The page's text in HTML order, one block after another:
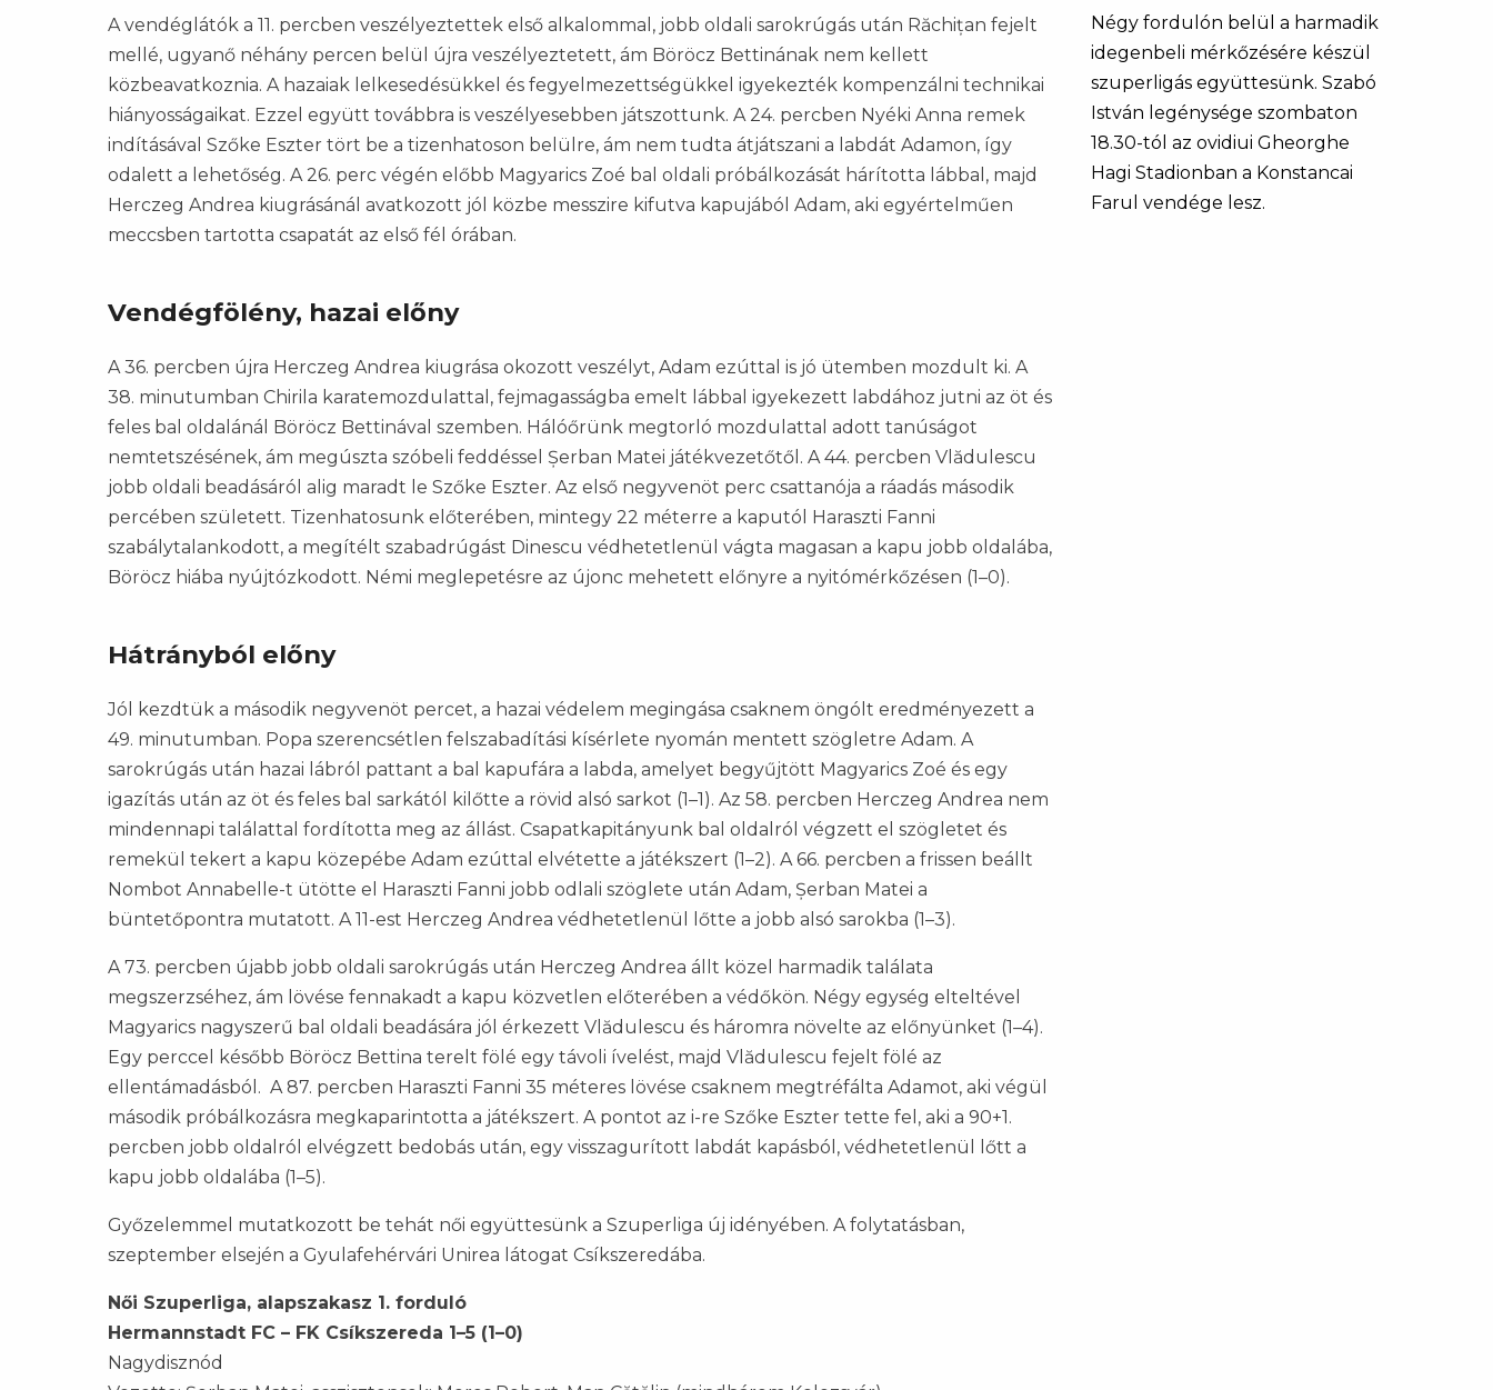
A vendéglátók a 11. percben veszélyeztettek első alkalommal, jobb oldali sarokrúgás után Răchițan fejelt
mellé, ugyanő néhány percen belül újra veszélyeztetett, ám Böröcz Bettinának nem kellett
közbeavatkoznia. A hazaiak lelkesedésükkel és fegyelmezettségükkel igyekezték kompenzálni technikai
hiányosságaikat. Ezzel együtt továbbra is veszélyesebben játszottunk. A 24. percben Nyéki Anna remek
indításával Szőke Eszter tört be a tizenhatoson belülre, ám nem tudta átjátszani a labdát Adamon, így
odalett a lehetőség. A 26. perc végén előbb Magyarics Zoé bal oldali próbálkozását hárította lábbal, majd
Herczeg Andrea kiugrásánál avatkozott jól közbe messzire kifutva kapujából Adam, aki egyértelműen
meccsben tartotta csapatát az első fél órában.
Vendégfölény, hazai előny
A 36. percben újra Herczeg Andrea kiugrása okozott veszélyt, Adam ezúttal is jó ütemben mozdult ki. A
38. minutumban Chirila karatemozdulattal, fejmagasságba emelt lábbal igyekezett labdához jutni az öt és
feles bal oldalánál Böröcz Bettinával szemben. Hálóőrünk megtorló mozdulattal adott tanúságot
nemtetszésének, ám megúszta szóbeli feddéssel Șerban Matei játékvezetőtől. A 44. percben Vlădulescu
jobb oldali beadásáról alig maradt le Szőke Eszter. Az első negyvenöt perc csattanója a ráadás második
percében született. Tizenhatosunk előterében, mintegy 22 méterre a kaputól Haraszti Fanni
szabálytalankodott, a megítélt szabadrúgást Dinescu védhetetlenül vágta magasan a kapu jobb oldalába,
Böröcz hiába nyújtózkodott. Némi meglepetésre az újonc mehetett előnyre a nyitómérkőzésen (1–0).
Hátrányból előny
Jól kezdtük a második negyvenöt percet, a hazai védelem megingása csaknem öngólt eredményezett a
49. minutumban. Popa szerencsétlen felszabadítási kísérlete nyomán mentett szögletre Adam. A
sarokrúgás után hazai lábról pattant a bal kapufára a labda, amelyet begyűjtött Magyarics Zoé és egy
igazítás után az öt és feles bal sarkától kilőtte a rövid alsó sarkot (1–1). Az 58. percben Herczeg Andrea nem
mindennapi találattal fordította meg az állást. Csapatkapitányunk bal oldalról végzett el szögletet és
remekül tekert a kapu közepébe Adam ezúttal elvétette a játékszert (1–2). A 66. percben a frissen beállt
Nombot Annabelle-t ütötte el Haraszti Fanni jobb odlali szöglete után Adam, Șerban Matei a
büntetőpontra mutatott. A 11-est Herczeg Andrea védhetetlenül lőtte a jobb alsó sarokba (1–3).
A 73. percben újabb jobb oldali sarokrúgás után Herczeg Andrea állt közel harmadik találata
megszerzséhez, ám lövése fennakadt a kapu közvetlen előterében a védőkön. Négy egység elteltével
Magyarics nagyszerű bal oldali beadására jól érkezett Vlădulescu és háromra növelte az előnyünket (1–4).
Egy perccel később Böröcz Bettina terelt fölé egy távoli ívelést, majd Vlădulescu fejelt fölé az
ellentámadásból. A 87. percben Haraszti Fanni 35 méteres lövése csaknem megtréfálta Adamot, aki végül
második próbálkozásra megkaparintotta a játékszert. A pontot az i-re Szőke Eszter tette fel, aki a 90+1.
percben jobb oldalról elvégzett bedobás után, egy visszagurított labdát kapásból, védhetetlenül lőtt a
kapu jobb oldalába (1–5).
Győzelemmel mutatkozott be tehát női együttesünk a Szuperliga új idényében. A folytatásban,
szeptember elsején a Gyulafehérvári Unirea látogat Csíkszeredába.
Női Szuperliga, alapszakasz 1. forduló
Hermannstadt FC – FK Csíkszereda 1–5 (1–0)
Nagydisznód
Négy fordulón belül a harmadik
idegenbeli mérkőzésére készül
szuperligás együttesünk. Szabó
István legénysége szombaton
18.30-tól az ovidiui Gheorghe
Hagi Stadionban a Konstancai
Farul vendége lesz.